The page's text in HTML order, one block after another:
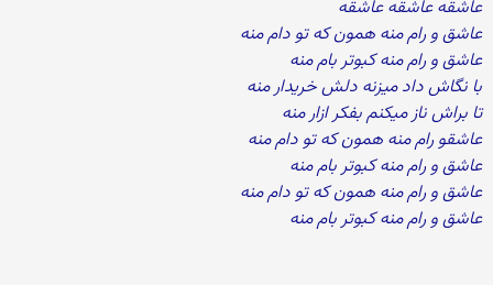
عاشقه عاشقه عاشقه
عاشق و رام منه همون که تو دام منه
عاشق و رام منه کبوتر بام منه
با نگاش داد میزنه دلش خریدار منه
تا براش ناز میکنم بفکر ازار منه
عاشقو رام منه همون که تو دام منه
عاشق و رام منه کبوتر بام منه
عاشق و رام منه همون که تو دام منه
عاشق و رام منه کبوتر بام منه